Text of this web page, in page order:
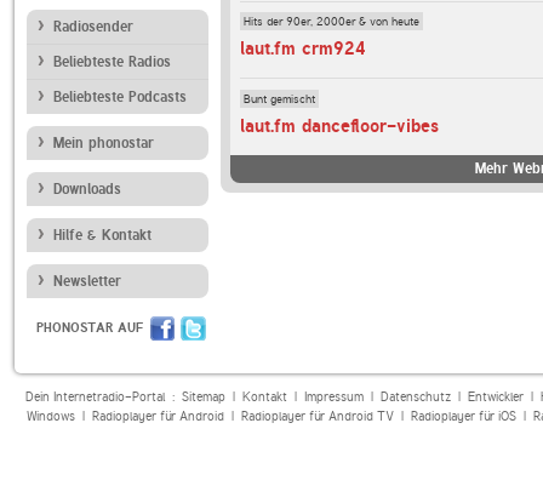
Radiosender
Beliebteste Radios
Beliebteste Podcasts
Mein phonostar
Downloads
Hilfe & Kontakt
Newsletter
PHONOSTAR AUF
Hits der 90er, 2000er & von heute
laut.fm crm924
Bunt gemischt
laut.fm dancefloor-vibes
Mehr
Dein Internetradio-Portal : Sitemap| Kontakt| Impressum| Datenschutz| Entwickler|
Windows| Radioplayer für Android| Radioplayer für Android TV| Radioplayer für iOS|